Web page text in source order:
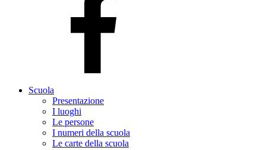
Scuola
Presentazione
I luoghi
Le persone
I numeri della scuola
Le carte della scuola